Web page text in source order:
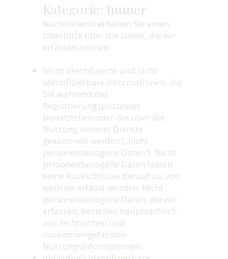
Kategorie: Immer
Nachstehend erhalten Sie einen
Überblick über die Daten, die wir
erfassen können:
Nicht identifizierte und nicht
identifizierbare Informationen, die
Sie während des
Registrierungsprozesses
bereitstellen oder die über die
Nutzung unserer Dienste
gesammelt werden („nicht
personenbezogene Daten“). Nicht
personenbezogene Daten lassen
keine Rückschlüsse darauf zu, von
wem sie erfasst wurden. Nicht
personenbezogene Daten, die wir
erfassen, bestehen hauptsächlich
aus technischen und
zusammengefassten
Nutzungsinformationen.